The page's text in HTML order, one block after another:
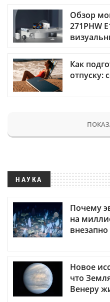
Обзор
271PHW
Как
отпуску:
НАУКА
Почему
на
Новое
что
Венеру